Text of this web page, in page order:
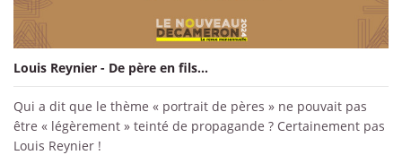
Louis Reynier - De père en fils...
Qui a dit que le thème « portrait de pères » ne pouvait pas
être « légèrement » teinté de propagande ? Certainement pas
Louis Reynier !